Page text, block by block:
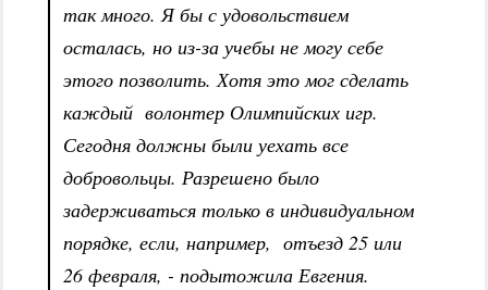
так много. Я бы с удовольствием
осталась, но из-за учебы не могу себе
этого позволить. Хотя это мог сделать
каждый волонтер Олимпийских игр.
Сегодня должны были уехать все
добровольцы. Разрешено было
задерживаться только в индивидуальном
порядке, если, например, отъезд 25 или
26 февраля, - подытожила Евгения.